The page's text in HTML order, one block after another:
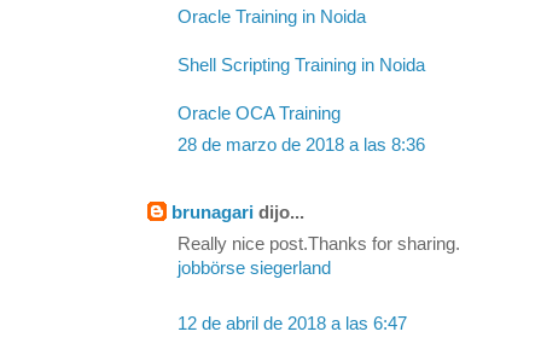
Oracle Training in Noida
Shell Scripting Training in Noida
Oracle OCA Training
28 de marzo de 2018 a las 8:36
brunagari dijo...
Really nice post.Thanks for sharing.
jobbörse siegerland
12 de abril de 2018 a las 6:47